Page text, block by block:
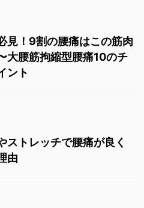
見！9割の腰痛はこの筋肉
大腰筋拘縮型腰痛10のチ
ント
ストレッチで腰痛が良く
由